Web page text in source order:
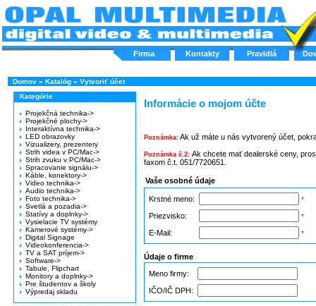
Firma Kontakty Pravidlá
Domov » Katalóg » Vytvoriť účet
Kategórie
Projekčná technika->
Projekčné plochy->
Interaktívna technika->
LED obrazovky
Vizualizery, prezentery
Strih videa v PC/Mac->
Strih zvuku v PC/Mac->
Spracovanie signálu->
Káble, konektory->
Video technika->
Audio technika->
Foto technika->
Svetlá a pozadia->
Statívy a doplnky->
Vysielacie TV systémy
Kamerové systémy->
Digital Signage
Videokonferencia->
TV a SAT príjem->
Software->
Tabule, Flipchart
Monitory a doplnky->
Pre študentov a školy
Výpredaj skladu
Informácie o mojom účte
Poznámka: Ak už máte u nás vytvorený účet,
Poznámka č.2: Ak chcete mať dealerské ceny,
faxom č.t. 051/7720651.
Vaše osobné údaje
Krstné meno: *
Priezvisko: *
E-Mail: *
Údaje o firme
Meno firmy:
IČO/IČ DPH: